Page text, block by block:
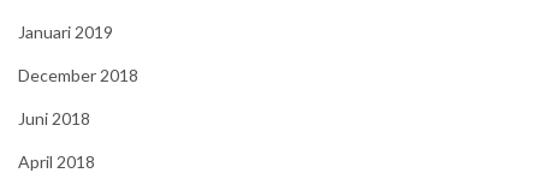
Januari 2019
December 2018
Juni 2018
April 2018